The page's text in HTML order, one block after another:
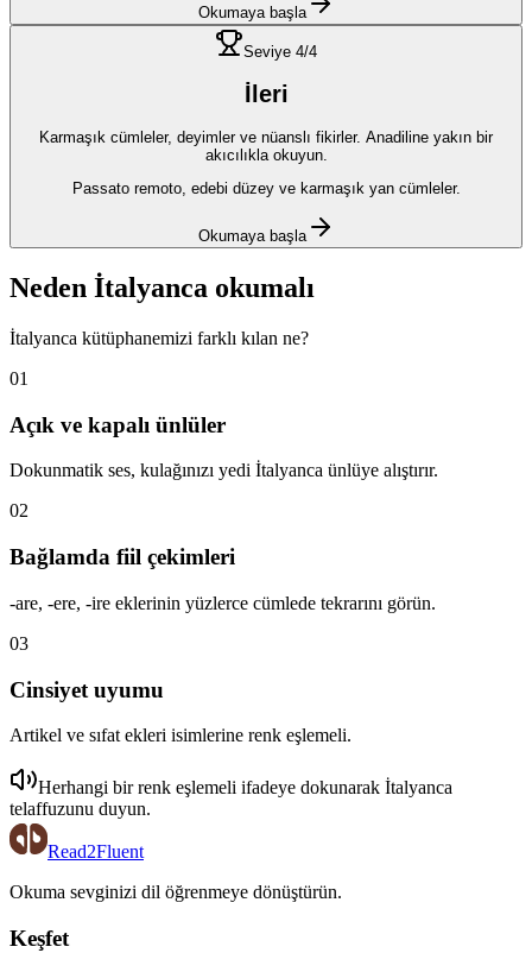
Okumaya başla
Seviye 4/4
İleri
Karmaşık cümleler, deyimler ve nüanslı fikirler. Anadiline yakın bir
akıcılıkla okuyun.
Passato remoto, edebi düzey ve karmaşık yan cümleler.
Okumaya başla
Neden İtalyanca okumalı
İtalyanca kütüphanemizi farklı kılan ne?
01
Açık ve kapalı ünlüler
Dokunmatik ses, kulağınızı yedi İtalyanca ünlüye alıştırır.
02
Bağlamda fiil çekimleri
-are, -ere, -ire eklerinin yüzlerce cümlede tekrarını görün.
03
Cinsiyet uyumu
Artikel ve sıfat ekleri isimlerine renk eşlemeli.
Herhangi bir renk eşlemeli ifadeye dokunarak İtalyanca
telaffuzunu duyun.
Read2Fluent
Okuma sevginizi dil öğrenmeye dönüştürün.
Keşfet